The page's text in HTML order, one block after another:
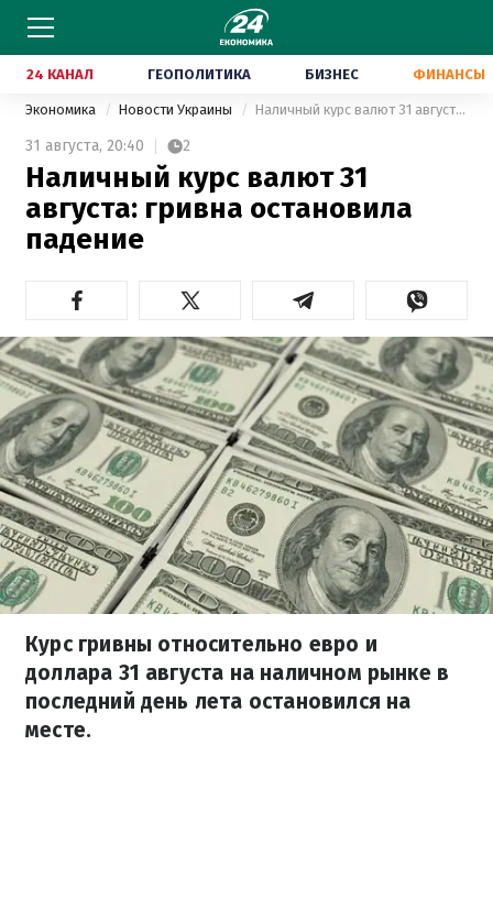
24 КАНАЛ ГЕОПОЛИТИКА БИЗНЕС ФИНАНСЫ
Экономика Новости Украины Наличный курс валют 31 августа: гривна остановила падение
31 августа, 20:40 2
Наличный курс валют 31
августа: гривна остановила
падение
Курс гривны относительно евро и
доллара 31 августа на наличном рынке в
последний день лета остановился на
месте.